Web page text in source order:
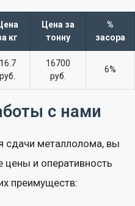
кг
Цена за
тонну
%
засора
16.7
руб.
16700
руб.
6%
с нами
металлолома, вы
цены и оперативность
преимуществ: